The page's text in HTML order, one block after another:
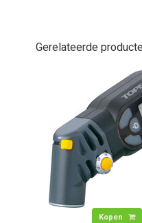
Gerelateerde
Kopen